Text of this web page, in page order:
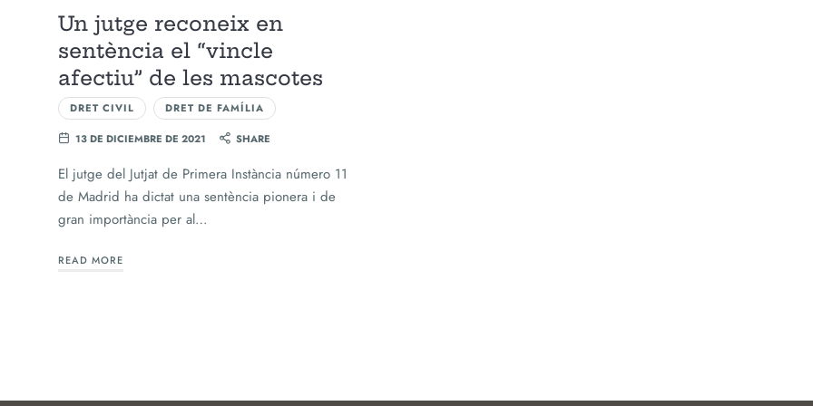
Un jutge reconeix en
sentència el “vincle
afectiu” de les mascotes
DRET CIVIL DRET DE FAMÍLIA
13 DE DICIEMBRE DE 2021 SHARE
El jutge del Jutjat de Primera Instància número 11
de Madrid ha dictat una sentència pionera i de
gran importància per al…
READ MORE